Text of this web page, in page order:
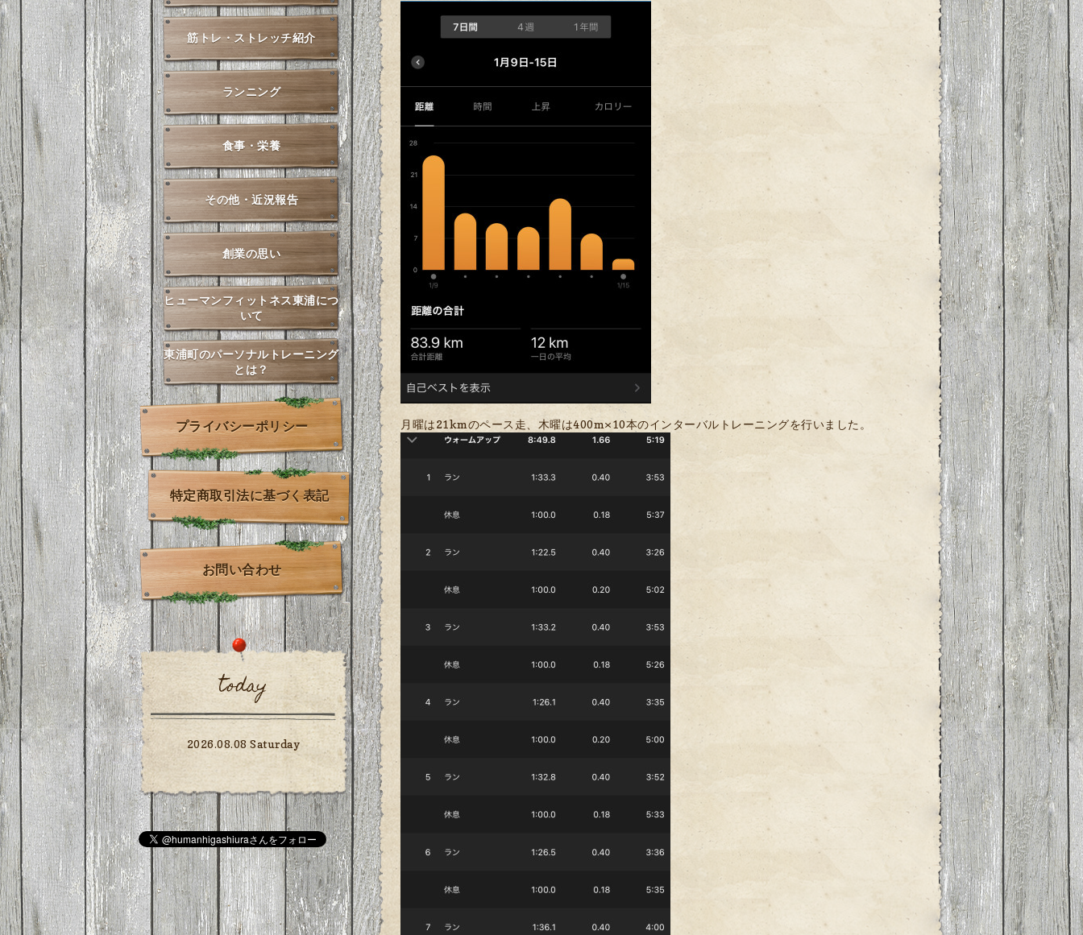
月曜は21kmのペース走、木曜は400m×10本のインターバルトレーニングを行いました。
筋トレ・ストレッチ紹介
ランニング
食事・栄養
その他・近況報告
創業の思い
ヒューマンフィットネス東浦につ
いて
東浦町のパーソナルトレーニング
とは？
プライバシーポリシー
特定商取引法に基づく表記
お問い合わせ
today
2026.08.08 Saturday